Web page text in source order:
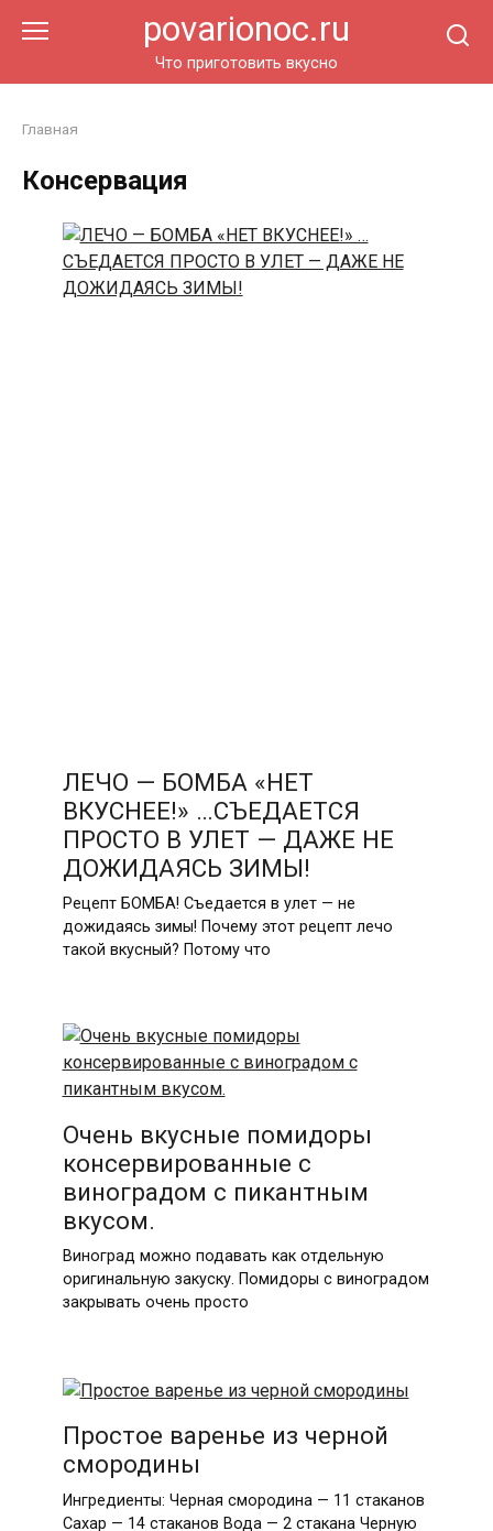
povarionoc.ru
Что приготовить вкусно
Главная
Консервация
ЛЕЧО — БОМБА «НЕТ
ВКУСНЕЕ!» …СЪЕДАЕТСЯ
ПРОСТО В УЛЕТ — ДАЖЕ НЕ
ДОЖИДАЯСЬ ЗИМЫ!
Рецепт БОМБА! Съедается в улет — не
дожидаясь зимы! Почему этот рецепт лечо
такой вкусный? Потому что
Очень вкусные помидоры
консервированные с
виноградом с пикантным
вкусом.
Виноград можно подавать как отдельную
оригинальную закуску. Помидоры с виноградом
закрывать очень просто
Простое варенье из черной
смородины
Ингредиенты: Черная смородина — 11 стаканов
Сахар — 14 стаканов Вода — 2 стакана Черную